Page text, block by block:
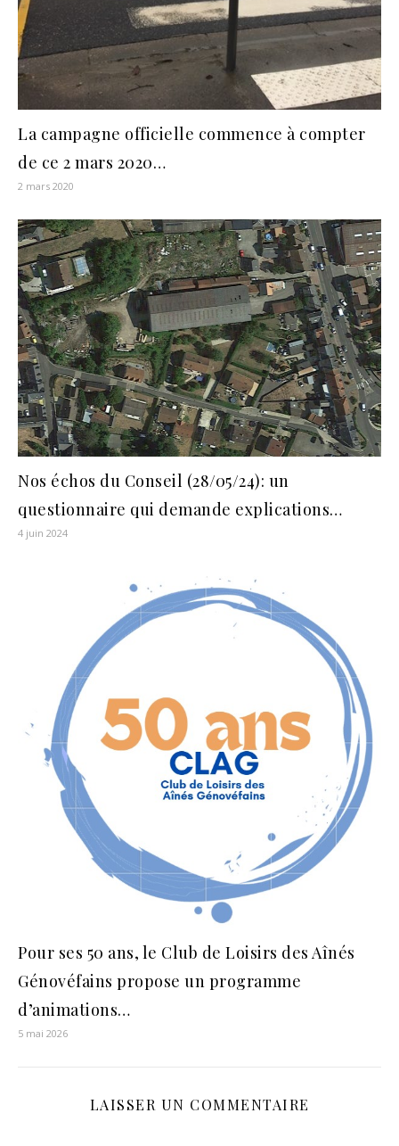
La campagne officielle commence à compter
de ce 2 mars 2020…
2 mars 2020
Nos échos du Conseil (28/05/24): un
questionnaire qui demande explications…
4 juin 2024
Pour ses 50 ans, le Club de Loisirs des Aînés
Génovéfains propose un programme
d’animations…
5 mai 2026
LAISSER UN COMMENTAIRE